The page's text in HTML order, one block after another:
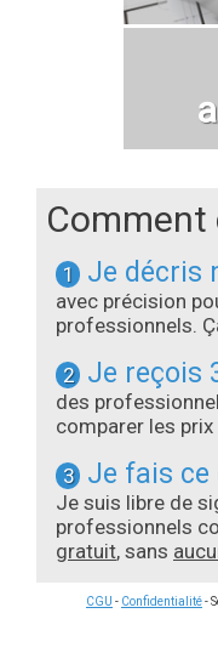
Comment
1 Je décris
avec précision
professionnels.
2 Je reçois
des
comparer les
3 Je fais ce
Je suis libre de
professionnels
gratuit, sans
CGU - Confidentialité-